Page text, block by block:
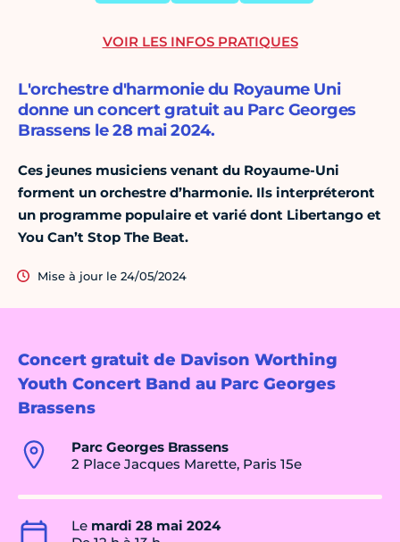
Concert gratuit de Davison Worthing
Youth Concert Band au Parc Georges
Brassens
Parc Georges Brassens
2 Place Jacques Marette, Paris 15e
Le mardi 28 mai 2024
L'orchestre d'harmonie du Royaume Uni
donne un concert gratuit au Parc Georges
Brassens le 28 mai 2024.
Ces jeunes musiciens venant du Royaume-Uni
forment un orchestre d’harmonie. Ils interpréteront
un programme populaire et varié dont Libertango et
You Can’t Stop The Beat.
Mise à jour le 24/05/2024
VOIR LES INFOS PRATIQUES